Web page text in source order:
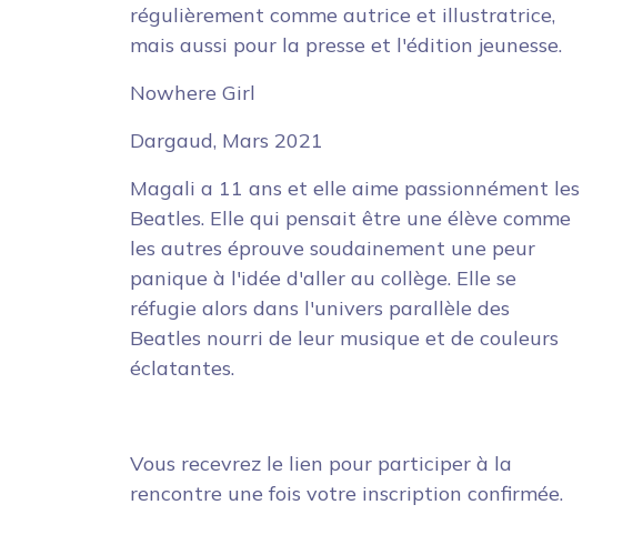
régulièrement comme autrice et illustratrice,
mais aussi pour la presse et l'édition jeunesse.
Nowhere Girl
Dargaud, Mars 2021
Magali a 11 ans et elle aime passionnément les
Beatles. Elle qui pensait être une élève comme
les autres éprouve soudainement une peur
panique à l'idée d'aller au collège. Elle se
réfugie alors dans l'univers parallèle des
Beatles nourri de leur musique et de couleurs
éclatantes.
Vous recevrez le lien pour participer à la
rencontre une fois votre inscription confirmée.